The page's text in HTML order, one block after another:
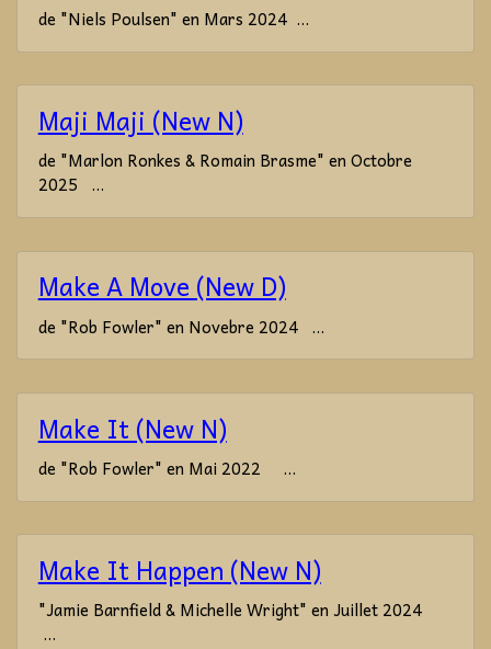
de "Niels Poulsen" en Mars 2024 ...
Maji Maji (New N)
de "Marlon Ronkes & Romain Brasme" en Octobre
2025 ...
Make A Move (New D)
de "Rob Fowler" en Novebre 2024 ...
Make It (New N)
de "Rob Fowler" en Mai 2022 ...
Make It Happen (New N)
"Jamie Barnfield & Michelle Wright" en Juillet 2024
...